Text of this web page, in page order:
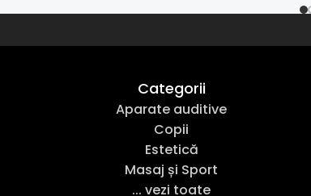
Adaugă În Coș
Categorii
Aparate auditive
Copii
Estetică
Masaj și Sport
... vezi toate